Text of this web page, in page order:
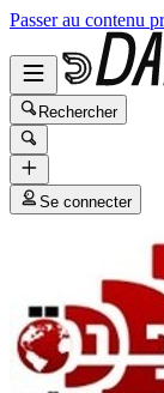
Passer au contenu
Rechercher
Se connecter